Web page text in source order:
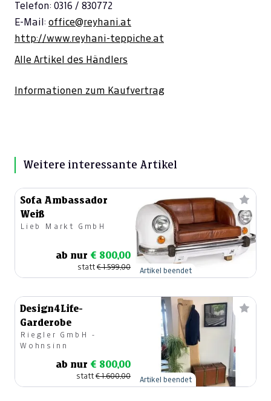
Telefon: 0316 / 830772
E-Mail: office@reyhani.at
http://www.reyhani-teppiche.at
Alle Artikel des Händlers
Informationen zum Kaufvertrag
Weitere interessante Artikel
Sofa Ambassador
Weiß
Lieb Markt GmbH
ab nur € 800,00
statt€ 1.599,00 Artikel beendet
Design4Life-
Garderobe
Riegler GmbH -
Wohnsinn
ab nur € 800,00
statt€ 1.600,00 Artikel beendet